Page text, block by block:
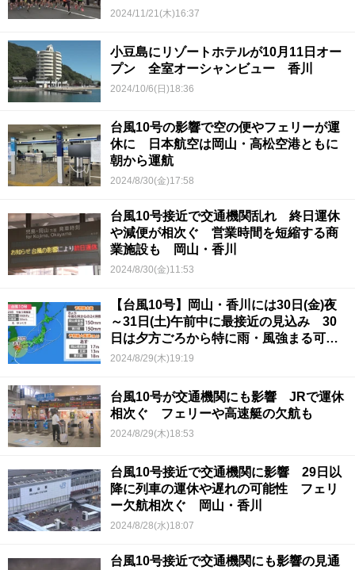
2024/11/21(木)16:37
小豆島にリゾートホテルが10月11日オー
プン 全室オーシャンビュー 香川
2024/10/6(日)18:36
台風10号の影響で空の便やフェリーが運
休に 日本航空は岡山・高松空港ともに
朝から運航
2024/8/30(金)17:58
台風10号接近で交通機関乱れ 終日運休
や減便が相次ぐ 営業時間を短縮する商
業施設も 岡山・香川
2024/8/30(金)11:53
【台風10号】岡山・香川には30日(金)夜
～31日(土)午前中に最接近の見込み 30
日は夕方ごろから特に雨・風強まる可能
性
2024/8/29(木)19:19
台風10号が交通機関にも影響 JRで運休
相次ぐ フェリーや高速艇の欠航も
2024/8/29(木)18:53
台風10号接近で交通機関に影響 29日以
降に列車の運休や遅れの可能性 フェリ
ー欠航相次ぐ 岡山・香川
2024/8/28(水)18:07
台風10号接近で交通機関にも影響の見通